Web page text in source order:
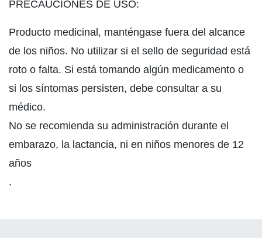
PRECAUCIONES DE USO:
Producto medicinal, manténgase fuera del alcance
de los niños. No utilizar si el sello de seguridad está
roto o falta. Si está tomando algún medicamento o
si los síntomas persisten, debe consultar a su
médico.
No se recomienda su administración durante el
embarazo, la lactancia, ni en niños menores de 12
años
.